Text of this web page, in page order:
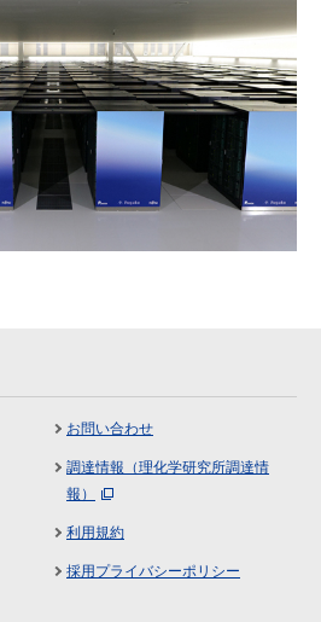
お問い合わせ
調達情報（理化学研究所調達情
報）
利用規約
採用プライバシーポリシー